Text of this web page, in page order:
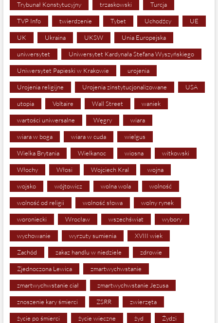
Trybunał Konstytucyjny trzaskowski Turcja
TVP Info twierdzenie Tybet Uchodźcy UE
UK Ukraina UKSW Unia Europejska
uniwersytet Uniwersytet Kardynała Stefana Wyszyńskiego
Uniwersytet Papieski w Krakowie urojenia
Urojenia religijne Urojenia zinstytucjonalizowane USA
utopia Voltaire Wall Street waniek
wartości uniwersalne Węgry wiara
wiara w boga wiara w cuda wielgus
Wielka Brytania Wielkanoc wiosna witkowski
Włochy Włosi Wojciech Kral wojna
wojsko wójtowicz wolna wola wolność
wolność od religii wolność słowa wolny rynek
woroniecki Wrocław wszechświat wybory
wychowanie wyrzuty sumienia XVIII wiek
Zachód zakaz handlu w niedziele zdrowie
Zjednoczona Lewica zmartwychwstanie
zmartwychwstanie ciał zmartwychwstanie Jezusa
znoszenie kary śmierci ZSRR zwierzęta
życie po śmierci życie wieczne żyd Żydzi